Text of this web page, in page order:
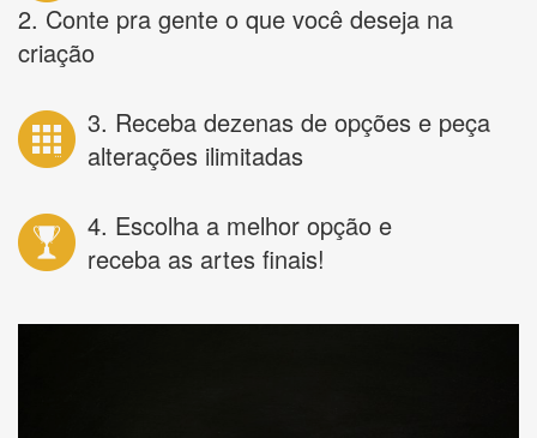
2. Conte pra gente o que você deseja na
criação
3. Receba dezenas de opções e peça
alterações ilimitadas
4. Escolha a melhor opção e
receba as artes finais!